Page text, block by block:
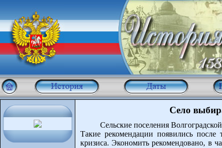
Село
Сельские поселения
Такие рекомендации появились после
кризиса. Экономить рекомендовано, в